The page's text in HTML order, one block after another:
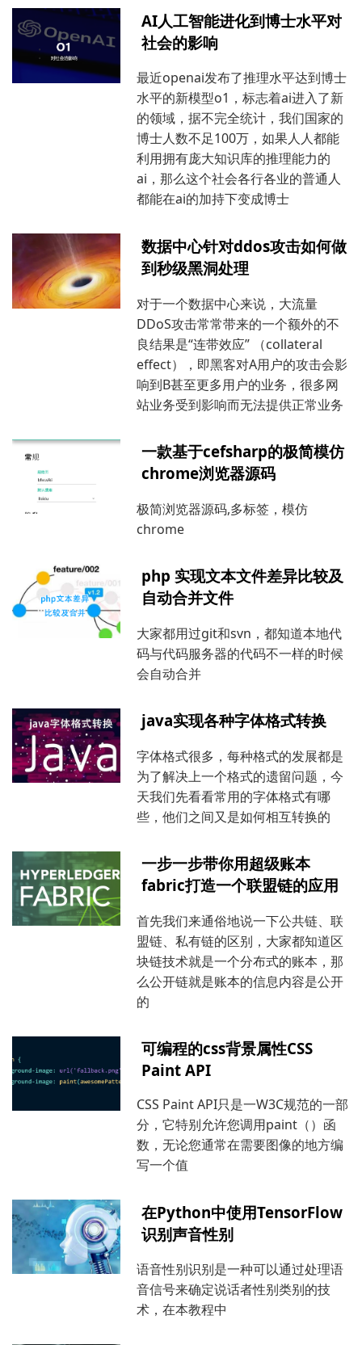
AI人工智能进化到博士水平对
社会的影响
最近openai发布了推理水平达到博士
水平的新模型o1，标志着ai进入了新
的领域，据不完全统计，我们国家的
博士人数不足100万，如果人人都能
利用拥有庞大知识库的推理能力的
ai，那么这个社会各行各业的普通人
都能在ai的加持下变成博士
数据中心针对ddos攻击如何做
到秒级黑洞处理
对于一个数据中心来说，大流量
DDoS攻击常常带来的一个额外的不
良结果是“连带效应” （collateral
effect），即黑客对A用户的攻击会影
响到B甚至更多用户的业务，很多网
站业务受到影响而无法提供正常业务
一款基于cefsharp的极简模仿
chrome浏览器源码
极简浏览器源码,多标签，模仿
chrome
php 实现文本文件差异比较及
自动合并文件
大家都用过git和svn，都知道本地代
码与代码服务器的代码不一样的时候
会自动合并
java实现各种字体格式转换
字体格式很多，每种格式的发展都是
为了解决上一个格式的遗留问题，今
天我们先看看常用的字体格式有哪
些，他们之间又是如何相互转换的
一步一步带你用超级账本
fabric打造一个联盟链的应用
首先我们来通俗地说一下公共链、联
盟链、私有链的区别，大家都知道区
块链技术就是一个分布式的账本，那
么公开链就是账本的信息内容是公开
的
可编程的css背景属性CSS
Paint API
CSS Paint API只是一W3C规范的一部
分，它特别允许您调用paint（）函
数，无论您通常在需要图像的地方编
写一个值
在Python中使用TensorFlow
识别声音性别
语音性别识别是一种可以通过处理语
音信号来确定说话者性别类别的技
术，在本教程中